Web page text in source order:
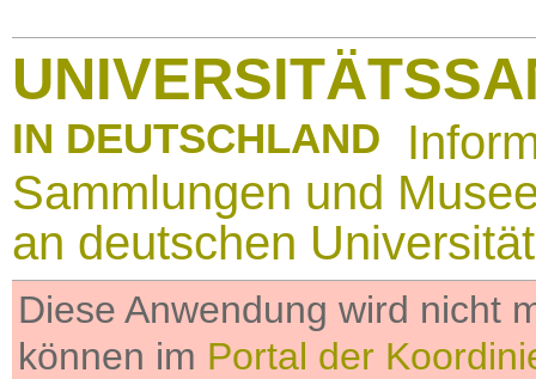
IN DEUTSCHLAND
Sammlungen und
an deutschen
Diese Anwendung wird nicht
können im Portal der